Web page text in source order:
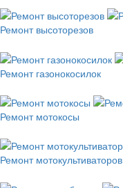
Ремонт высоторезов
Ремонт газонокосилок
Ремонт мотокосы
Ремонт мотокультиваторов